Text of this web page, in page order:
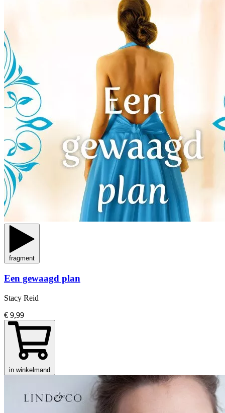
fragment
Een gewaagd plan
Stacy Reid
€ 9,99
in winkelmand